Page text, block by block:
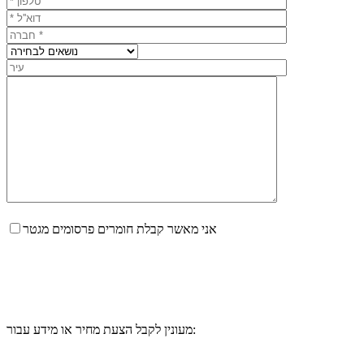
אני מאשר קבלת חומרים פרסומים מגטר
מעונין לקבל הצעת מחיר או מידע עבור: